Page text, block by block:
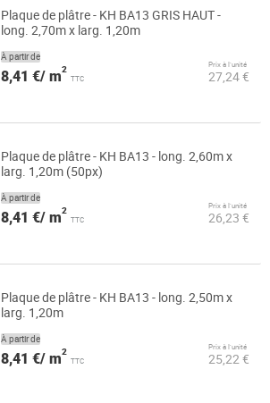
Plaque de plâtre - KH BA13 GRIS HAUT -
long. 2,70m x larg. 1,20m
À partir de
8,41 €/ m2
TTC
Prix à l’unité
27,24 €
Plaque de plâtre - KH BA13 - long. 2,60m x
larg. 1,20m (50px)
À partir de
8,41 €/ m2
TTC
Prix à l’unité
26,23 €
Plaque de plâtre - KH BA13 - long. 2,50m x
larg. 1,20m
À partir de
8,41 €/ m2
TTC
Prix à l’unité
25,22 €